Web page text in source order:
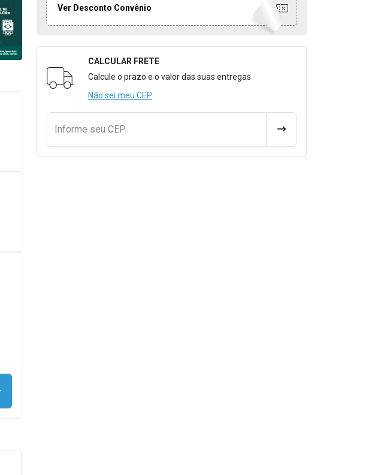
Ver Desconto Convênio
Formulário para Calcular o Frete
CALCULAR FRETE
Calcule o prazo e o valor das suas entregas
Não sei meu CEP
Informe seu CEP CALCULAR FRETE